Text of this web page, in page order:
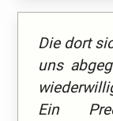
Die dort
uns
Ein